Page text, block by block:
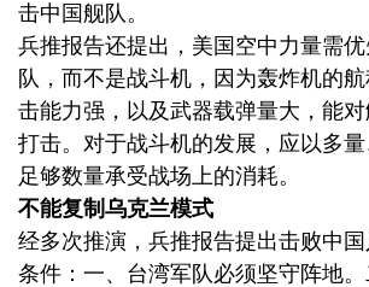
击中国舰队。
兵推报告还提出，美国空中力量需
队，而不是战斗机，因为轰炸机的
击能力强，以及武器载弹量大，能
打击。对于战斗机的发展，应以多
足够数量承受战场上的消耗。
不能复制乌克兰模式
经多次推演，兵推报告提出击败中
条件：一、台湾军队必须坚守阵地